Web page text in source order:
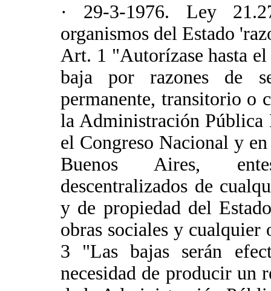
· 29-3-1976. Ley
organismos del Estado
Art. 1 "Autorízase hasta
baja por razones de
permanente, transitorio o
la Administración Pública
el Congreso Nacional y
Buenos Aires,
descentralizados de
y de propiedad del
obras sociales y
3 "Las bajas serán
necesidad de producir un